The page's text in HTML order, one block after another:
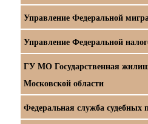
Управление Федеральной
Управление Федеральной
ГУ МО Государственная
Московской области
Федеральная служба судебных